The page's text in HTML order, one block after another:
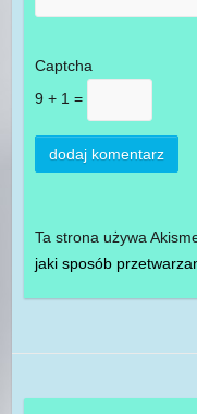
Captcha
9 + 1 =
Ta strona używa
jaki sposób